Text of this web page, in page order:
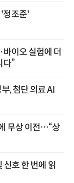
정조준'
이오 실험에 더
다”
, 첨단 의료 AI
무상 이전…“상
신호 한 번에 읽